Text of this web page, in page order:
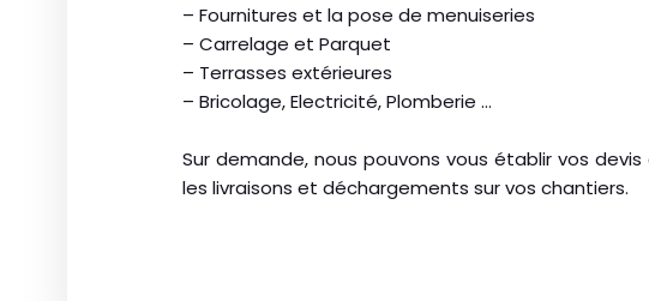
– Fournitures et la pose de menuiseries
– Carrelage et Parquet
– Terrasses extérieures
– Bricolage, Electricité, Plomberie …
Sur demande, nous pouvons vous établir vos
les livraisons et déchargements sur vos chantiers.